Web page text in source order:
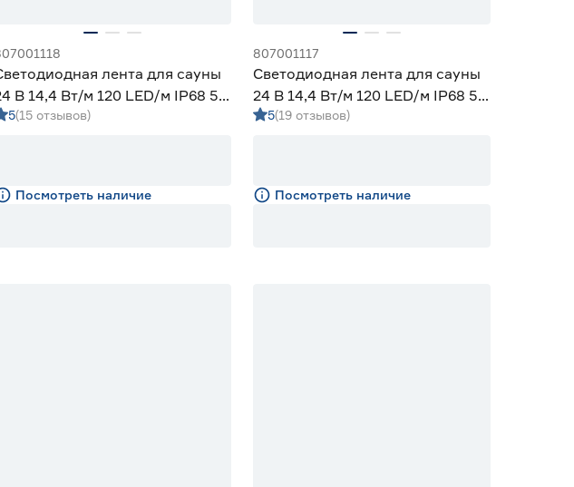
лента для сауны
В 14,4 Вт/м 120 LED/м IP68 5
нейтральный свет Apeyron
5(15 отзывов)
Посмотреть наличие
807001117
Светодиодная лента для сауны
24 В 14,4 Вт/м 120 LED/м IP68 5
м теплый свет Apeyron
5(19 отзывов)
Посмотреть наличие